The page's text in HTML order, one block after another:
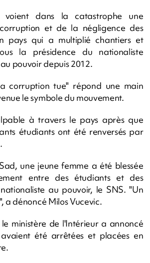
voient dans la catastrophe une
et de la négligence des
pays qui a multiplié chantiers et
la présidence du nationaliste
pouvoir depuis 2012.
corruption tue" répond une main
le symbole du mouvement.
à travers le pays après que
étudiants ont été renversés par
une jeune femme a été blessée
entre des étudiants et des
au pouvoir, le SNS. "Un
a dénoncé Milos Vucevic.
ministère de l'Intérieur a annoncé
été arrêtées et placées en